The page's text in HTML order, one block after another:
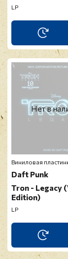
LP
Нет в
Виниловая
Daft Punk
Tron - Legacy
Edition)
LP